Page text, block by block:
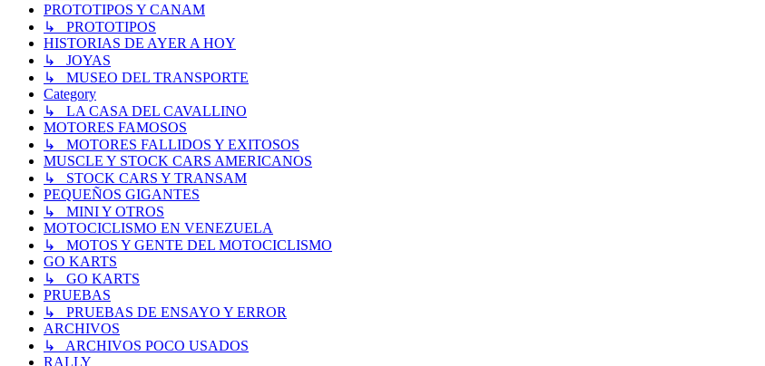
PROTOTIPOS Y CANAM
↳ PROTOTIPOS
HISTORIAS DE AYER A HOY
↳ JOYAS
↳ MUSEO DEL TRANSPORTE
Category
↳ LA CASA DEL CAVALLINO
MOTORES FAMOSOS
↳ MOTORES FALLIDOS Y EXITOSOS
MUSCLE Y STOCK CARS AMERICANOS
↳ STOCK CARS Y TRANSAM
PEQUEÑOS GIGANTES
↳ MINI Y OTROS
MOTOCICLISMO EN VENEZUELA
↳ MOTOS Y GENTE DEL MOTOCICLISMO
GO KARTS
↳ GO KARTS
PRUEBAS
↳ PRUEBAS DE ENSAYO Y ERROR
ARCHIVOS
↳ ARCHIVOS POCO USADOS
RALLY